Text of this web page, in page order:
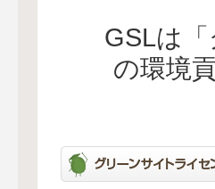
GSLは
の環境